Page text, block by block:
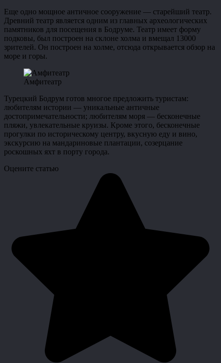
Еще одно мощное античное сооружение — старейший театр.
Древний театр является одним из главных археологических
памятников для посещения в Бодруме. Театр имеет форму
подковы, был построен на склоне холма и вмещал 13000
зрителей. Он построен на холме, отсюда открывается обзор на
море и горы.
Амфитеатр
Турецкий Бодрум готов многое предложить туристам:
любителям истории — уникальные античные
достопримечательности; любителям моря — бесконечные
пляжи, увлекательные круизы. Кроме этого, бесконечные
прогулки по историческому центру, вкусную еду и вино,
экскурсию на мандариновые плантации, созерцание
роскошных яхт в порту города.
Оцените статью